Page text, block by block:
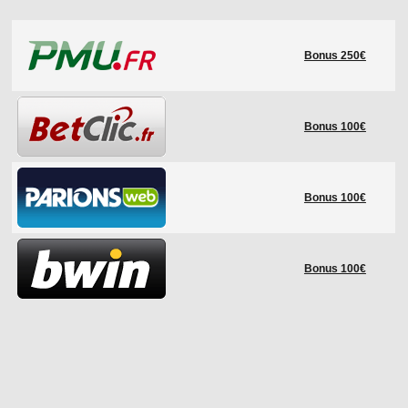
LES STADES
HISTORIQUE
COUPE DES CONFÉDÉRATIONS
Bonus 250€
Bonus 100€
Bonus 100€
Bonus 100€